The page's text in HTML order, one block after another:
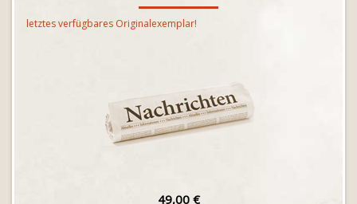
letztes verfügbares Originalexemplar!
49,00 €